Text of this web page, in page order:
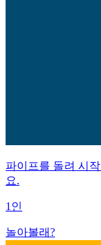
파이프를 돌려 시
요.
1인
놀아볼래?